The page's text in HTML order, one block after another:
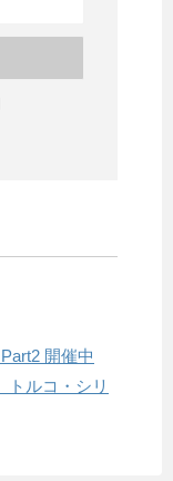
開催中
ルコ・シリ